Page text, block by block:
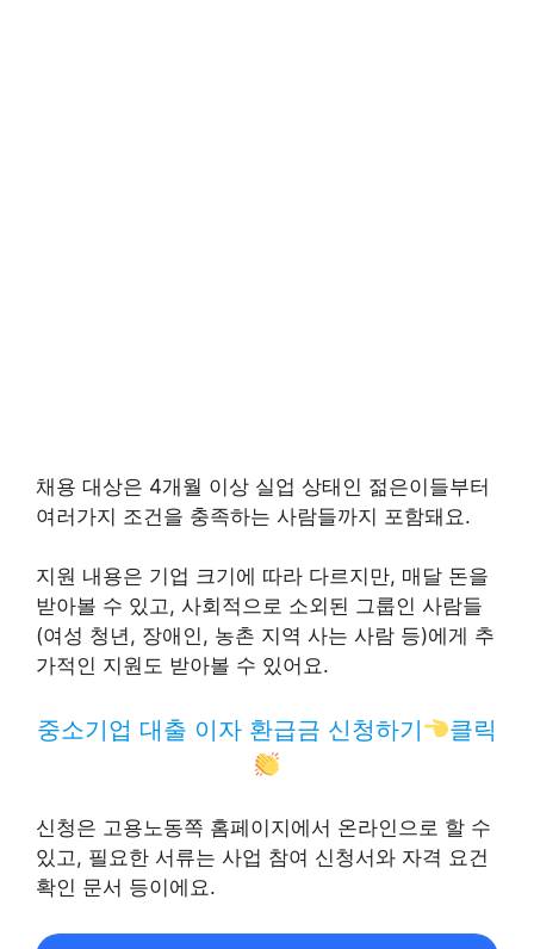
채용 대상은 4개월 이상 실업 상태인 젊은이들부터
여러가지 조건을 충족하는 사람들까지 포함돼요.
지원 내용은 기업 크기에 따라 다르지만, 매달 돈을
받아볼 수 있고, 사회적으로 소외된 그룹인 사람들
(여성 청년, 장애인, 농촌 지역 사는 사람 등)에게 추
가적인 지원도 받아볼 수 있어요.
중소기업 대출 이자 환급금 신청하기 클릭
신청은 고용노동쪽 홈페이지에서 온라인으로 할 수
있고, 필요한 서류는 사업 참여 신청서와 자격 요건
확인 문서 등이에요.